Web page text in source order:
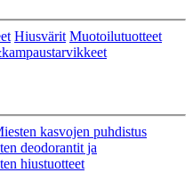
Hiusvärit Muotoilutuotteet
kasvojen puhdistus
deodorantit ja
hiustuotteet